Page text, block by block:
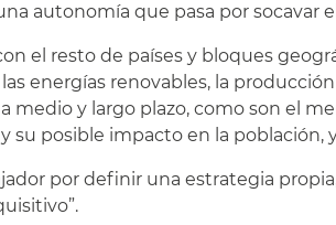
autonomía que pasa por socavar
el resto de países y bloques
energías renovables, la
y largo plazo, como son el
su posible impacto en la
por definir una estrategia